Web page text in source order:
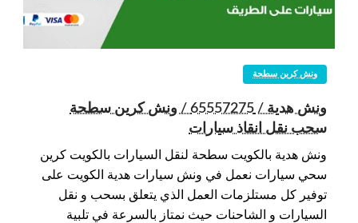
ونش كرين سطحة
ونش هدية / 65557275 / ونش كرين سطحة
سحب نقل انقاذ سيارات
ونش هدية بالكويت سطحة لنقل السيارات بالكويت كرين
سحي سيارات نعمل في ونش سيارات هدية الكويت على
توفير كل مستلزمات العمل الذي يتعلق بسحب و نقل
السيارات و الشاحنات حيث نمتاز بالسرعة في تلبية